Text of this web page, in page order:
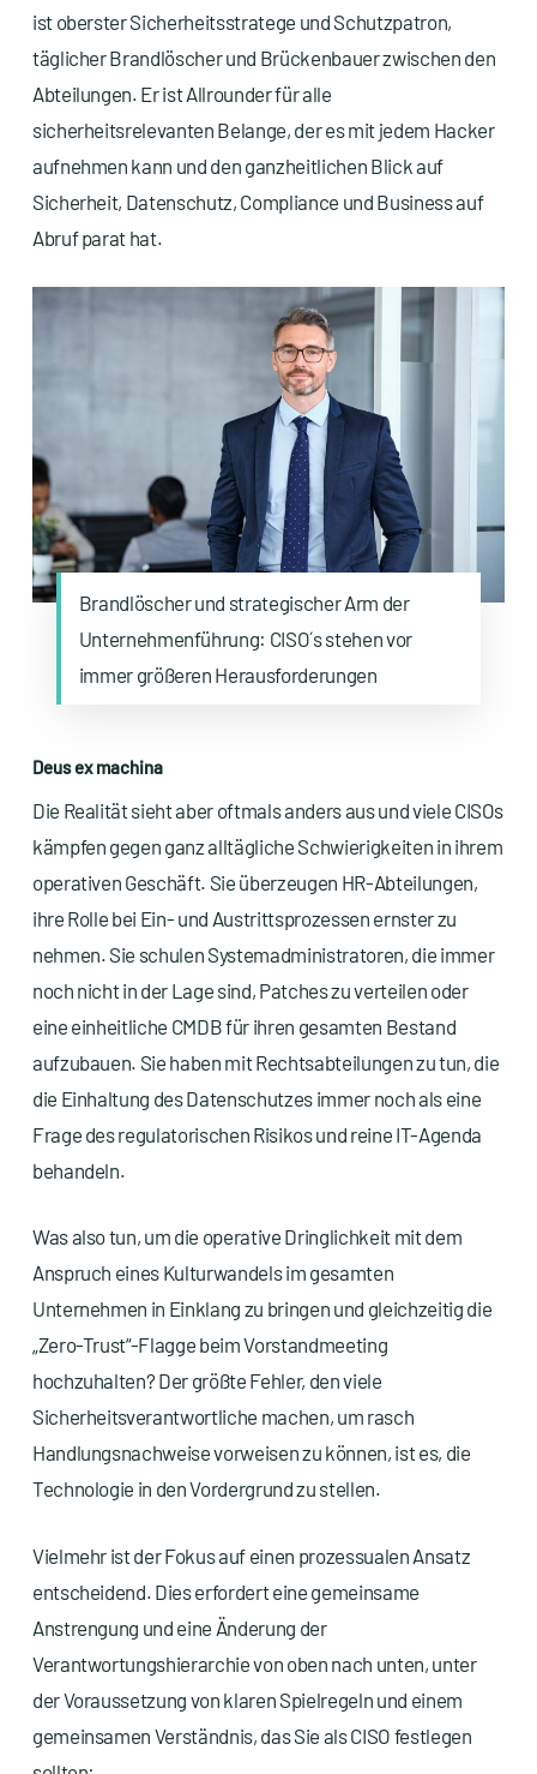
ist oberster Sicherheitsstratege und Schutzpatron,
täglicher Brandlöscher und Brückenbauer zwischen den
Abteilungen. Er ist Allrounder für alle
sicherheitsrelevanten Belange, der es mit jedem Hacker
aufnehmen kann und den ganzheitlichen Blick auf
Sicherheit, Datenschutz, Compliance und Business auf
Abruf parat hat.
Brandlöscher und strategischer Arm der
Unternehmenführung: CISO´s stehen vor
immer größeren Herausforderungen
Deus ex machina
Die Realität sieht aber oftmals anders aus und viele CISOs
kämpfen gegen ganz alltägliche Schwierigkeiten in ihrem
operativen Geschäft. Sie überzeugen HR-Abteilungen,
ihre Rolle bei Ein- und Austrittsprozessen ernster zu
nehmen. Sie schulen Systemadministratoren, die immer
noch nicht in der Lage sind, Patches zu verteilen oder
eine einheitliche CMDB für ihren gesamten Bestand
aufzubauen. Sie haben mit Rechtsabteilungen zu tun, die
die Einhaltung des Datenschutzes immer noch als eine
Frage des regulatorischen Risikos und reine IT-Agenda
behandeln.
Was also tun, um die operative Dringlichkeit mit dem
Anspruch eines Kulturwandels im gesamten
Unternehmen in Einklang zu bringen und gleichzeitig die
„Zero-Trust“-Flagge beim Vorstandmeeting
hochzuhalten? Der größte Fehler, den viele
Sicherheitsverantwortliche machen, um rasch
Handlungsnachweise vorweisen zu können, ist es, die
Technologie in den Vordergrund zu stellen.
Vielmehr ist der Fokus auf einen prozessualen Ansatz
entscheidend. Dies erfordert eine gemeinsame
Anstrengung und eine Änderung der
Verantwortungshierarchie von oben nach unten, unter
der Voraussetzung von klaren Spielregeln und einem
gemeinsamen Verständnis, das Sie als CISO festlegen